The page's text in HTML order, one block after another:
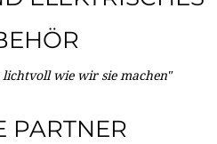
lichtvoll wie wir sie machen"
PARTNER